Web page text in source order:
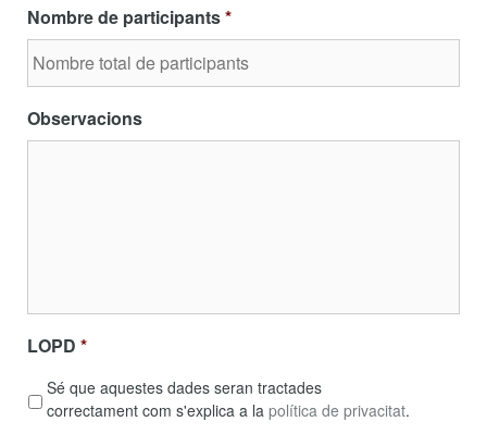
Nombre de participants*
Observacions
LOPD *
Sé que aquestes dades seran tractades
correctament com s'explica a la política de privacitat.